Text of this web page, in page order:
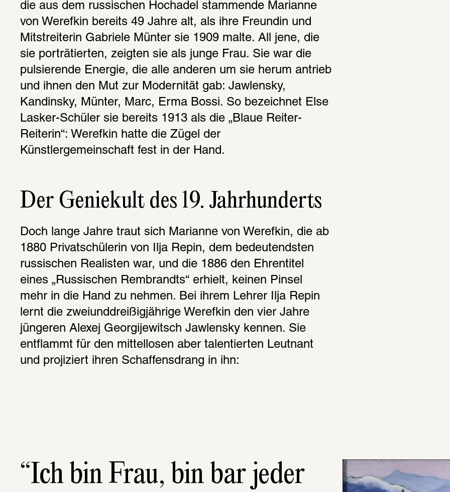
die aus dem russischen Hochadel stammende Marianne
von Werefkin bereits 49 Jahre alt, als ihre Freundin und
Mitstreiterin Gabriele Münter sie 1909 malte. All jene, die
sie porträtierten, zeigten sie als junge Frau. Sie war die
pulsierende Energie, die alle anderen um sie herum antrieb
und ihnen den Mut zur Modernität gab: Jawlensky,
Kandinsky, Münter, Marc, Erma Bossi. So bezeichnet Else
Lasker-Schüler sie bereits 1913 als die „Blaue Reiter-
Reiterin“: Werefkin hatte die Zügel der
Künstlergemeinschaft fest in der Hand.
Der Geniekult des 19. Jahrhunderts
Doch lange Jahre traut sich Marianne von Werefkin, die ab
1880 Privatschülerin von Ilja Repin, dem bedeutendsten
russischen Realisten war, und die 1886 den Ehrentitel
eines „Russischen Rembrandts“ erhielt, keinen Pinsel
mehr in die Hand zu nehmen. Bei ihrem Lehrer Ilja Repin
lernt die zweiunddreißigjährige Werefkin den vier Jahre
jüngeren Alexej Georgijewitsch Jawlensky kennen. Sie
entflammt für den mittellosen aber talentierten Leutnant
und projiziert ihren Schaffensdrang in ihn:
Ich bin Frau, bin bar jeder